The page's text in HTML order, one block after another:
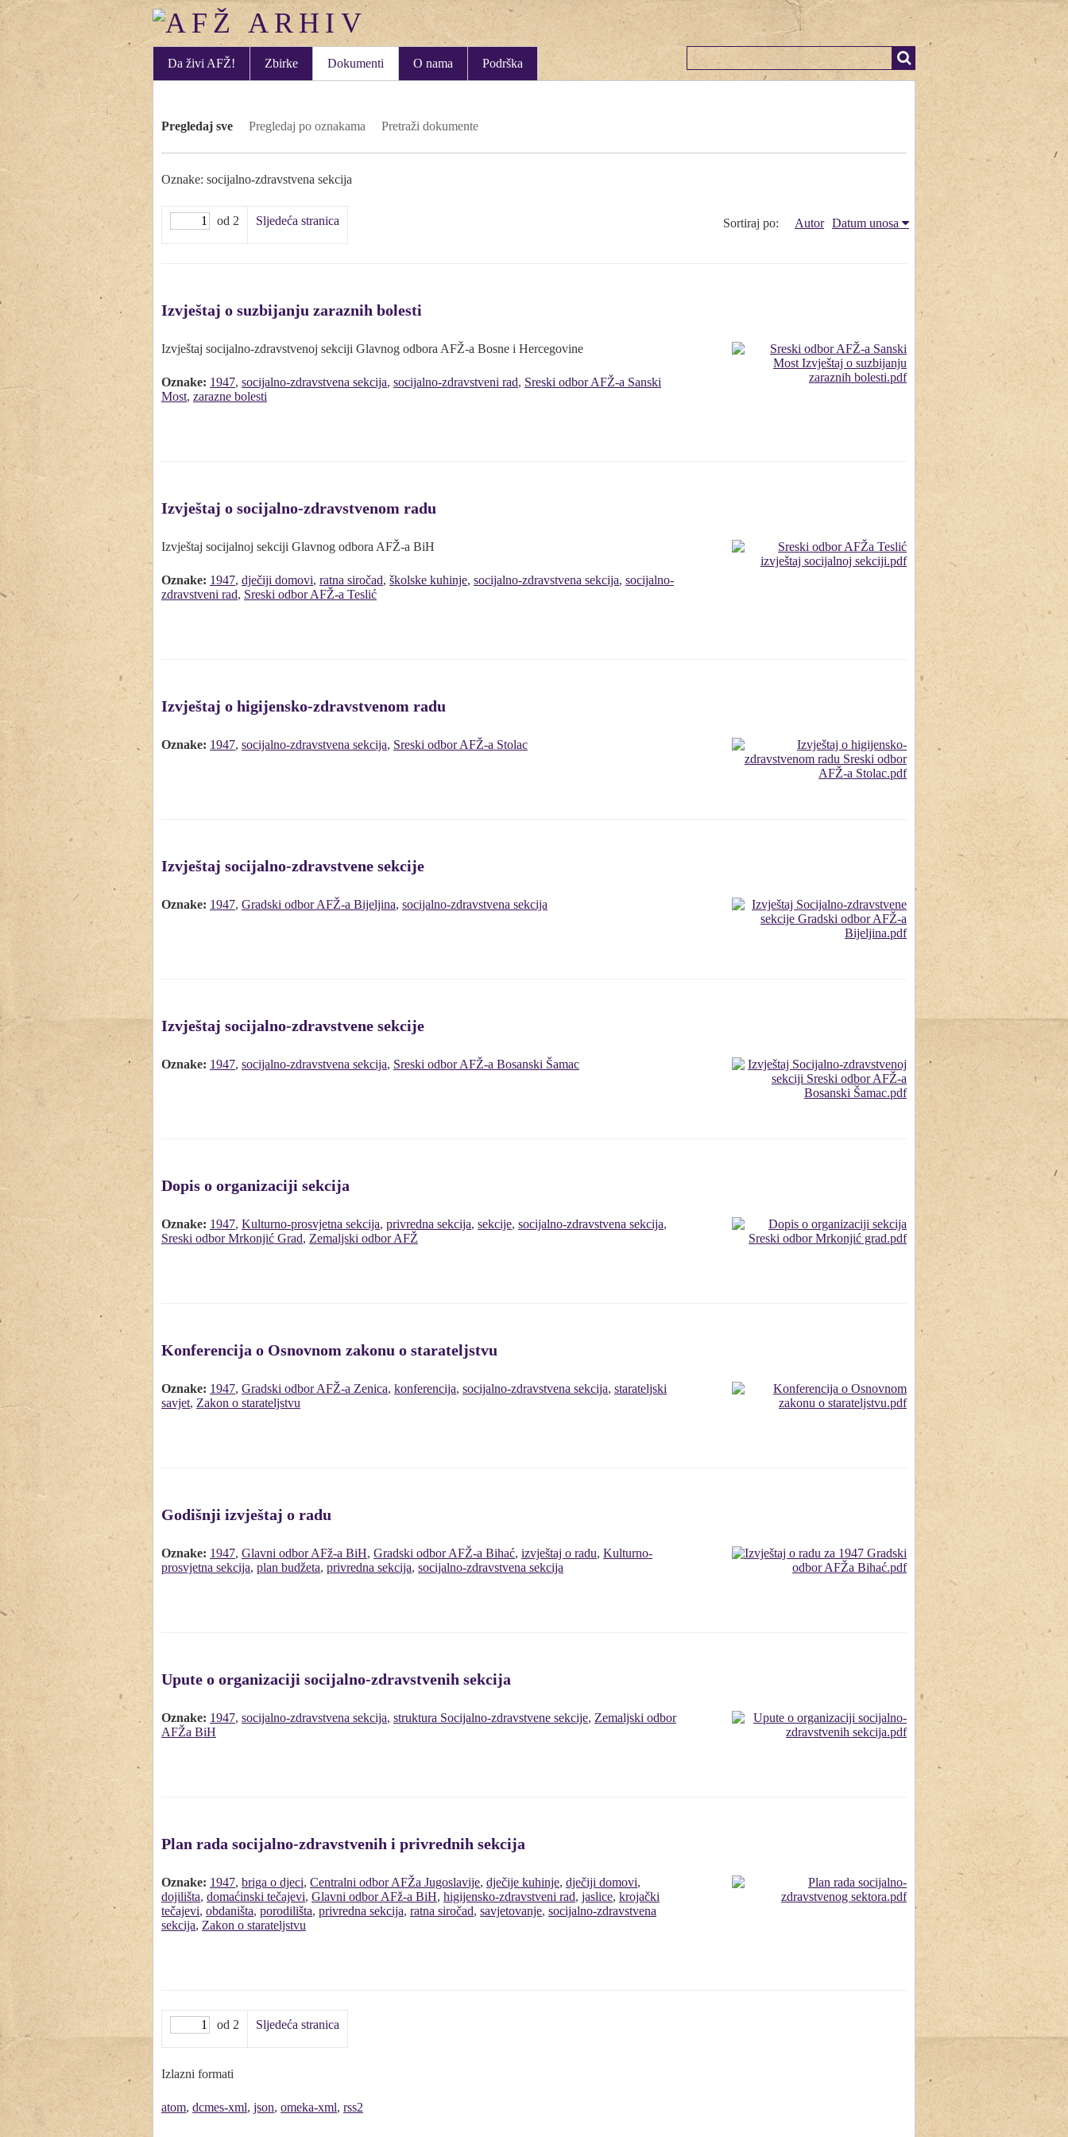
Da živi AFŽ! Zbirke Dokumenti O nama Podrška
Pregledaj sve Pregledaj po oznakama Pretraži dokumente
Oznake: socijalno-zdravstvena sekcija
od 2 Sljedeća stranica Sortiraj po: Autor Datum unosa
Izvještaj o suzbijanju zaraznih bolesti
Izvještaj socijalno-zdravstvenoj sekciji Glavnog odbora AFŽ-a Bosne i Hercegovine
Oznake: 1947, socijalno-zdravstvena sekcija, socijalno-zdravstveni rad, Sreski odbor AFŽ-a Sanski
Most, zarazne bolesti
Izvještaj o socijalno-zdravstvenom radu
Izvještaj socijalnoj sekciji Glavnog odbora AFŽ-a BiH
Oznake: 1947, dječiji domovi, ratna siročad, školske kuhinje, socijalno-zdravstvena sekcija, socijalno-
zdravstveni rad, Sreski odbor AFŽ-a Teslić
Izvještaj o higijensko-zdravstvenom radu
Oznake: 1947, socijalno-zdravstvena sekcija, Sreski odbor AFŽ-a Stolac
Izvještaj socijalno-zdravstvene sekcije
Oznake: 1947, Gradski odbor AFŽ-a Bijeljina, socijalno-zdravstvena sekcija
Izvještaj socijalno-zdravstvene sekcije
Oznake: 1947, socijalno-zdravstvena sekcija, Sreski odbor AFŽ-a Bosanski Šamac
Dopis o organizaciji sekcija
Oznake: 1947, Kulturno-prosvjetna sekcija, privredna sekcija, sekcije, socijalno-zdravstvena sekcija,
Sreski odbor Mrkonjić Grad, Zemaljski odbor AFŽ
Konferencija o Osnovnom zakonu o starateljstvu
Oznake: 1947, Gradski odbor AFŽ-a Zenica, konferencija, socijalno-zdravstvena sekcija, starateljski
savjet, Zakon o starateljstvu
Godišnji izvještaj o radu
Oznake: 1947, Glavni odbor AFž-a BiH, Gradski odbor AFŽ-a Bihać, izvještaj o radu, Kulturno-
prosvjetna sekcija, plan budžeta, privredna sekcija, socijalno-zdravstvena sekcija
Upute o organizaciji socijalno-zdravstvenih sekcija
Oznake: 1947, socijalno-zdravstvena sekcija, struktura Socijalno-zdravstvene sekcije, Zemaljski odbor
AFŽa BiH
Plan rada socijalno-zdravstvenih i privrednih sekcija
Oznake: 1947, briga o djeci, Centralni odbor AFŽa Jugoslavije, dječije kuhinje, dječiji domovi,
dojilišta, domaćinski tečajevi, Glavni odbor AFž-a BiH, higijensko-zdravstveni rad, jaslice, krojački
tečajevi, obdaništa, porodilišta, privredna sekcija, ratna siročad, savjetovanje, socijalno-zdravstvena
sekcija, Zakon o starateljstvu
od 2 Sljedeća stranica
Izlazni formati
atom, dcmes-xml, json, omeka-xml, rss2